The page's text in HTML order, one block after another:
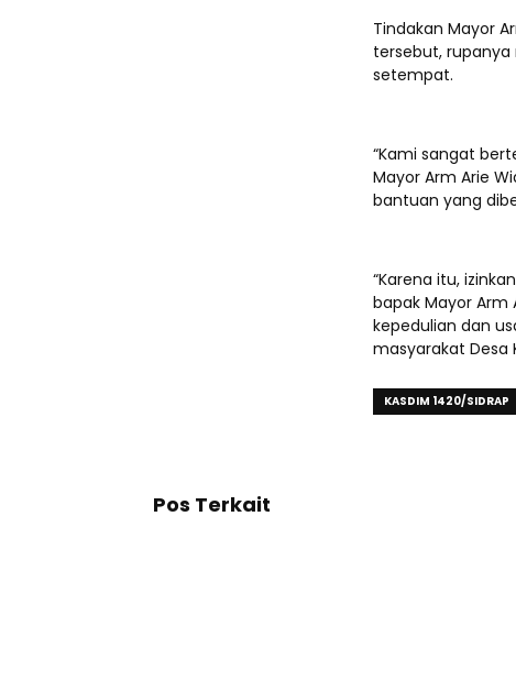
Tindakan Mayor
tersebut,
setempat.
“Kami sangat
Mayor Arm Arie
bantuan yang
“Karena itu,
bapak Mayor Arm
kepedulian dan
masyarakat Desa
KASDIM 1420/SIDRAP
Pos Terkait